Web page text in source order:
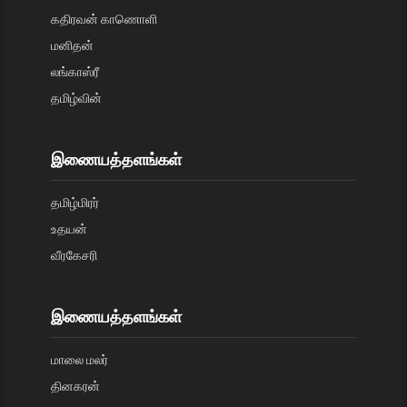
கதிரவன் காணொளி
மனிதன்
லங்காஸ்ரீ
தமிழ்வின்
இணையத்தளங்கள்
தமிழ்மிரர்
உதயன்
வீரகேசரி
இணையத்தளங்கள்
மாலை மலர்
தினகரன்